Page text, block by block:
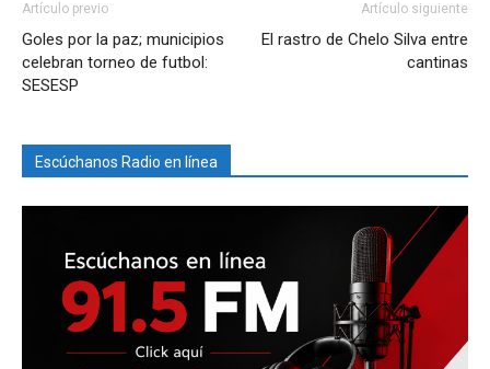
Artículo previo
Goles por la paz; municipios
celebran torneo de futbol:
SESESP
Artículo siguiente
El rastro de Chelo Silva entre
cantinas
Escúchanos Radio en línea